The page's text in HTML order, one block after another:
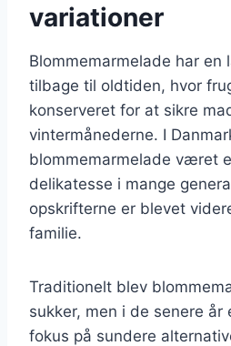
variationer
Blommemarmelade har en
tilbage til oldtiden, hvor
konserveret for at sikre
vintermånederne. I
blommemarmelade været
delikatesse i mange
opskrifterne er blevet
familie.
Traditionelt blev
sukker, men i de senere år
fokus på sundere